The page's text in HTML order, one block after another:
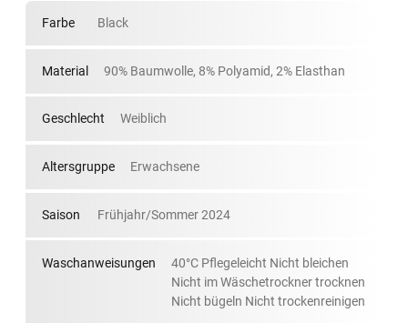
Farbe Black
Material 90% Baumwolle, 8% Polyamid, 2% Elasthan
Geschlecht Weiblich
Altersgruppe Erwachsene
Saison Frühjahr/Sommer 2024
Waschanweisungen
40°C Pflegeleicht Nicht bleichen
Nicht im Wäschetrockner trocknen
Nicht bügeln Nicht trockenreinigen